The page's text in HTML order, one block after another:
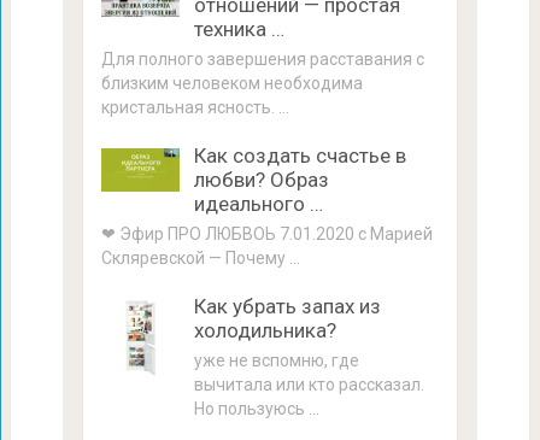
техника …
Для полного завершения расставания с
близким человеком необходима
кристальная ясность. …
Как создать счастье в
любви? Образ
идеального …
❤ Эфир ПРО ЛЮБВОЬ 7.01.2020 с Марией
Скляревской — Почему …
Как убрать запах из
холодильника?
уже не вспомню, где
вычитала или кто рассказал.
Но пользуюсь …